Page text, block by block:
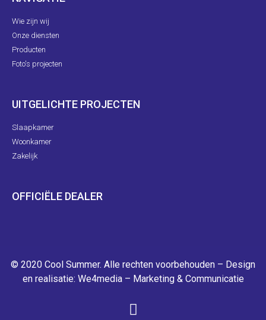
Wie zijn wij
Onze diensten
Producten
Foto's projecten
UITGELICHTE PROJECTEN
Slaapkamer
Woonkamer
Zakelijk
OFFICIËLE DEALER
© 2020 Cool Summer. Alle rechten voorbehouden – Design
en realisatie: We4media – Marketing & Communicatie